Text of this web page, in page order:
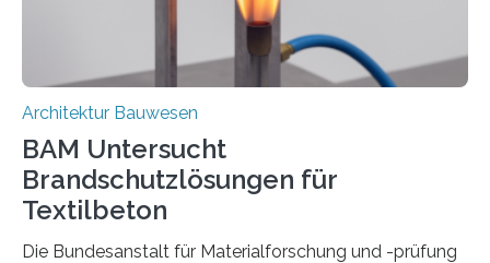
Architektur Bauwesen
BAM Untersucht
Brandschutzlösungen für
Textilbeton
Die Bundesanstalt für Materialforschung und -prüfung